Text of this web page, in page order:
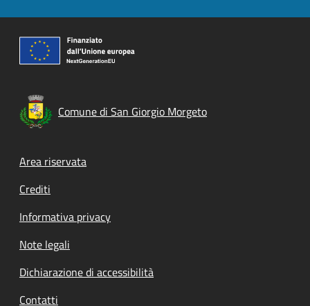
Comune di San Giorgio Morgeto
Footer menu
Area riservata
Crediti
Informativa privacy
Note legali
Dichiarazione di accessibilità
Contatti